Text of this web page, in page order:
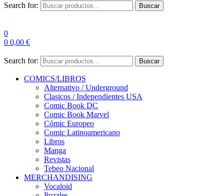
Search for: Buscar
0
0 0,00 €
Search for: Buscar
COMICS/LIBROS
Alternativo / Underground
Clasicos / Independientes USA
Comic Book DC
Comic Book Marvel
Cómic Europeo
Comic Latinoamericano
Libros
Manga
Revistas
Tebeo Nacional
MERCHANDISING
Vocaloid